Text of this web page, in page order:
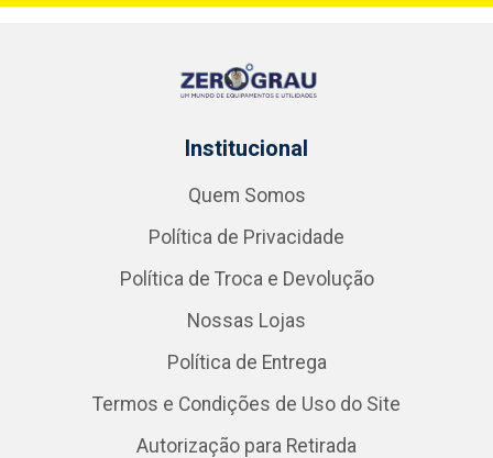
Institucional
Quem Somos
Política de Privacidade
Política de Troca e Devolução
Nossas Lojas
Política de Entrega
Termos e Condições de Uso do Site
Autorização para Retirada